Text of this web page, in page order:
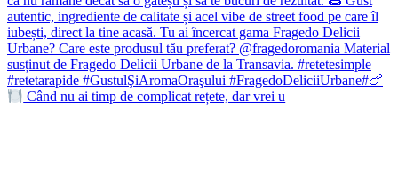
Când nu ai timp de complicat rețete, dar vrei u